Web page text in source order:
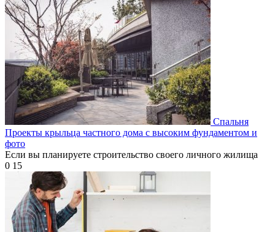
Спальня
Проекты крыльца частного дома с высоким фундаментом и
фото
Если вы планируете строительство своего личного жилища
0 15